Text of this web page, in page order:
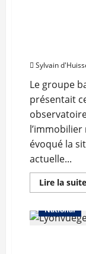
Sylvain
Le groupe
présentait
évoqué la
actuelle...
Lire la suite
Abonnés
Auvergne-
Les prix
National